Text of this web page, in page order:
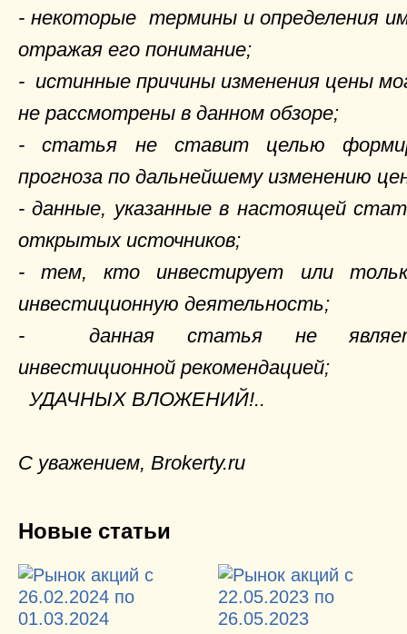
- некоторые термины и определения
отражая его понимание;
- истинные причины изменения цены
не рассмотрены в данном обзоре;
- статья не ставит целью
прогноза по дальнейшему изменению
- данные, указанные в настоящей
открытых источников;
- тем, кто инвестирует или
инвестиционную деятельность;
- данная статья не
инвестиционной рекомендацией;
УДАЧНЫХ ВЛОЖЕНИЙ!..
C уважением, Brokerty.ru
Новые статьи